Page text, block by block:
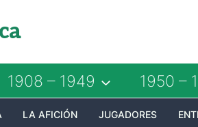
1908 – 1949 1950 –
LA AFICIÓN JUGADORES